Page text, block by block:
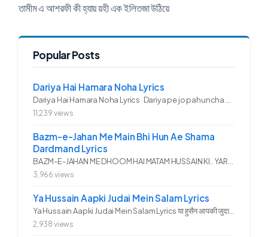
তামীম এ আশরফী কী হ্যায় য়হী এক ইলিতজা উঠিয়ে
Popular Posts
Dariya Hai Hamara Noha Lyrics
Dariya Hai Hamara Noha Lyrics Dariya pe jo pahuncha asadullah ka...
11,239 views
Bazm-e-Jahan Me Main Bhi Hun Ae Shama
Dardmand Lyrics
3,966 views
Ya Hussain Aapki Judai Mein Salam Lyrics
2,938 views